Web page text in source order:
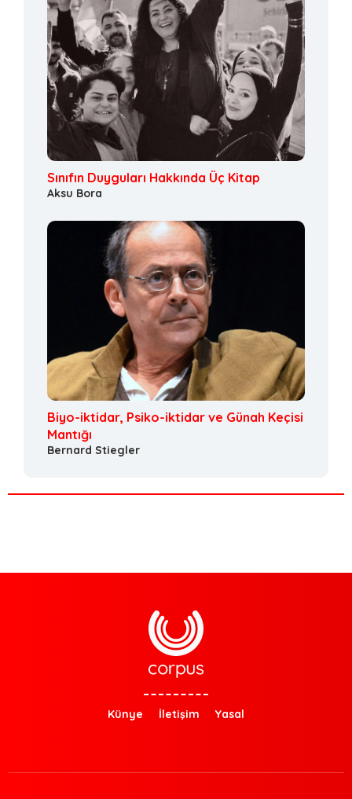
Sınıfın Duyguları Hakkında Üç Kitap
Aksu Bora
Biyo-iktidar, Psiko-iktidar ve Günah Keçisi
Mantığı
Bernard Stiegler
Künye İletişim Yasal